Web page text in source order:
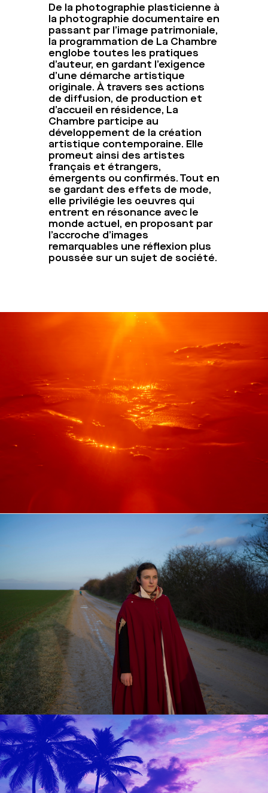
De la photographie plasticienne à
la photographie documentaire en
passant par l’image patrimoniale,
la programmation de La Chambre
englobe toutes les pratiques
d’auteur, en gardant l’exigence
d’une démarche artistique
originale. À travers ses actions
de diffusion, de production et
d’accueil en résidence, La
Chambre participe au
développement de la création
artistique contemporaine. Elle
promeut ainsi des artistes
français et étrangers,
émergents ou confirmés. Tout en
se gardant des effets de mode,
elle privilégie les oeuvres qui
entrent en résonance avec le
monde actuel, en proposant par
l’accroche d’images
remarquables une réflexion plus
poussée sur un sujet de société.